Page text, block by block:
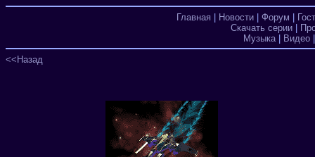
Главная | Новости | Форум |
Скачать серии |
Музыка| Видео|
<<Назад